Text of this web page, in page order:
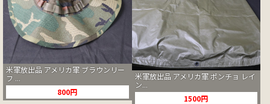
米軍放出品 アメリカ軍 ブラウンリー
フ ...
800円
米軍放出品 アメリカ軍 ポンチョ レイ
ン...
1500円